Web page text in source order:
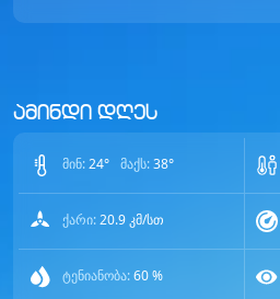
ამინდი დღეს
მინ:24° მაქს:38°
ქარი:20.9კმ/სთ
ტენიანობა:60%